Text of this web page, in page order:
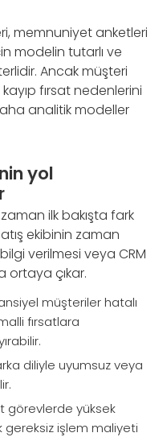
memnuniyet anketleri
modelin tutarlı ve
Ancak müşteri
fırsat nedenlerini
analitik modeller
yol
ilk bakışta fark
ekibinin zaman
verilmesi veya CRM
ortaya çıkar.
müşteriler hatalı
fırsatlara
diliyle uyumsuz veya
görevlerde yüksek
işlem maliyeti